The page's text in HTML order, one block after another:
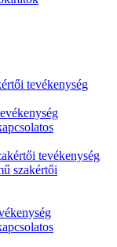
tevékenység
tevékenység
szakértői